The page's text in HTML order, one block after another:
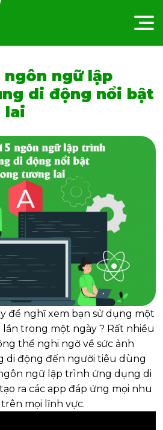
ngôn ngữ lập
di động nổi bật
lai
để nghĩ xem bạn sử dụng một
trong một ngày ? Rất nhiều
thể nghi ngờ về sức ảnh
di động đến người tiêu dùng
ngôn ngữ lập trình ứng dụng di
ra các app đáp ứng mọi nhu
mọi lĩnh vực.